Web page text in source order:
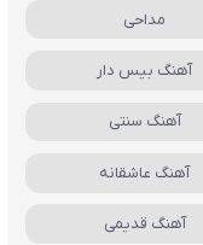
مداحی
آهنگ بیس دار
آهنگ سنتی
آهنگ عاشقانه
آهنگ قدیمی